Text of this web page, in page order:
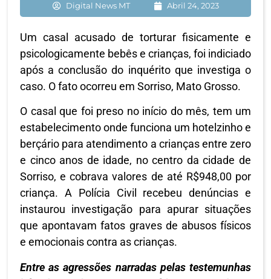
Digital News MT Abril 24, 2023
Um casal acusado de torturar fisicamente e
psicologicamente bebês e crianças, foi indiciado
após a conclusão do inquérito que investiga o
caso. O fato ocorreu em Sorriso, Mato Grosso.
O casal que foi preso no início do mês, tem um
estabelecimento onde funciona um hotelzinho e
berçário para atendimento a crianças entre zero
e cinco anos de idade, no centro da cidade de
Sorriso, e cobrava valores de até R$948,00 por
criança. A Polícia Civil recebeu denúncias e
instaurou investigação para apurar situações
que apontavam fatos graves de abusos físicos
e emocionais contra as crianças.
Entre as agressões narradas pelas testemunhas